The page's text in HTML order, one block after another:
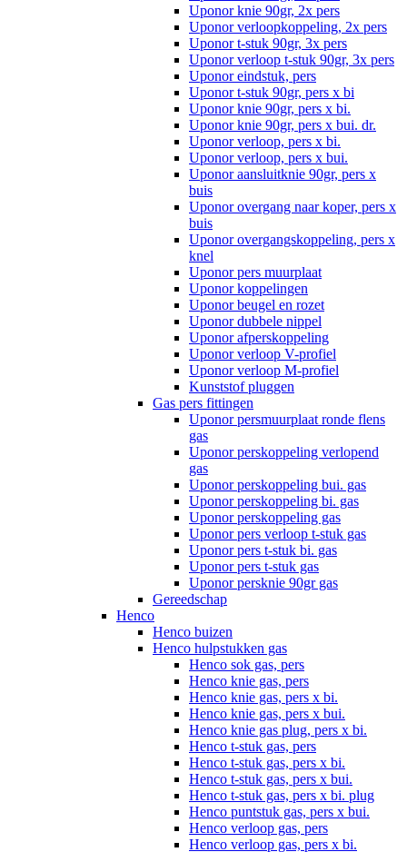
Uponor knie 90gr, 2x pers
Uponor verloopkoppeling, 2x pers
Uponor t-stuk 90gr, 3x pers
Uponor verloop t-stuk 90gr, 3x pers
Uponor eindstuk, pers
Uponor t-stuk 90gr, pers x bi
Uponor knie 90gr, pers x bi.
Uponor knie 90gr, pers x bui. dr.
Uponor verloop, pers x bi.
Uponor verloop, pers x bui.
Uponor aansluitknie 90gr, pers x
buis
Uponor overgang naar koper, pers x
buis
Uponor overgangskoppeling, pers x
knel
Uponor pers muurplaat
Uponor koppelingen
Uponor beugel en rozet
Uponor dubbele nippel
Uponor afperskoppeling
Uponor verloop V-profiel
Uponor verloop M-profiel
Kunststof pluggen
Gas pers fittingen
Uponor persmuurplaat ronde flens
gas
Uponor perskoppeling verlopend
gas
Uponor perskoppeling bui. gas
Uponor perskoppeling bi. gas
Uponor perskoppeling gas
Uponor pers verloop t-stuk gas
Uponor pers t-stuk bi. gas
Uponor pers t-stuk gas
Uponor persknie 90gr gas
Gereedschap
Henco
Henco buizen
Henco hulpstukken gas
Henco sok gas, pers
Henco knie gas, pers
Henco knie gas, pers x bi.
Henco knie gas, pers x bui.
Henco knie gas plug, pers x bi.
Henco t-stuk gas, pers
Henco t-stuk gas, pers x bi.
Henco t-stuk gas, pers x bui.
Henco t-stuk gas, pers x bi. plug
Henco puntstuk gas, pers x bui.
Henco verloop gas, pers
Henco verloop gas, pers x bi.